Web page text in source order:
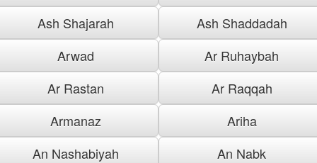
Ash Shajarah
Ash Shaddadah
Arwad
Ar Ruhaybah
Ar Rastan
Ar Raqqah
Armanaz
Ariha
An Nashabiyah
An Nabk